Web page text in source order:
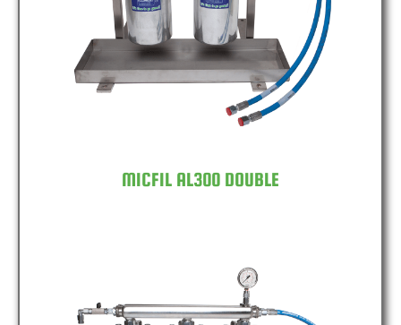
MICFIL AL300 DOUBLE
MICFIL AL300 DOUBLE